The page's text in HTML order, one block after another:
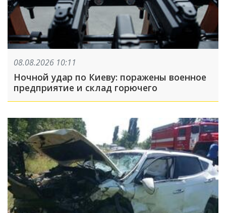
08.08.2026 10:11
Ночной удар по Киеву: поражены военное
предприятие и склад горючего